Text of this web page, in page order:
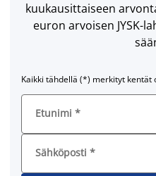
kuukausittaiseen
euron arvoisen JYSK-
Kaikki tähdellä (*) merkityt kentät
Etunimi *
Sähköposti *